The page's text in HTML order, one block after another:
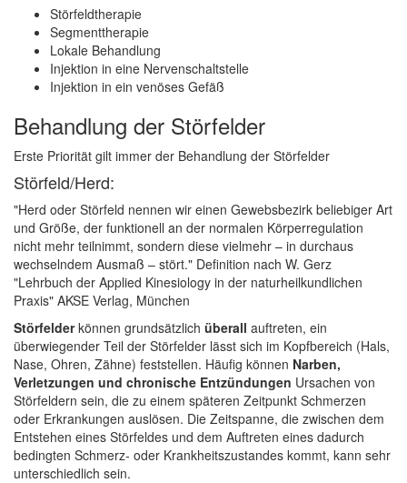
Störfeldtherapie
Segmenttherapie
Lokale Behandlung
Injektion in eine Nervenschaltstelle
Injektion in ein venöses Gefäß
Behandlung der Störfelder
Erste Priorität gilt immer der Behandlung der Störfelder
Störfeld/Herd:
"Herd oder Störfeld nennen wir einen Gewebsbezirk beliebiger Art
und Größe, der funktionell an der normalen Körperregulation
nicht mehr teilnimmt, sondern diese vielmehr – in durchaus
wechselndem Ausmaß – stört." Definition nach W. Gerz
"Lehrbuch der Applied Kinesiology in der naturheilkundlichen
Praxis" AKSE Verlag, München
Störfelderkönnen grundsätzlich überall auftreten, ein
überwiegender Teil der Störfelder lässt sich im Kopfbereich (Hals,
Nase, Ohren, Zähne) feststellen. Häufig können Narben,
Verletzungen und chronische Entzündungen Ursachen von
Störfeldern sein, die zu einem späteren Zeitpunkt Schmerzen
oder Erkrankungen auslösen. Die Zeitspanne, die zwischen dem
Entstehen eines Störfeldes und dem Auftreten eines dadurch
bedingten Schmerz- oder Krankheitszustandes kommt, kann sehr
unterschiedlich sein.